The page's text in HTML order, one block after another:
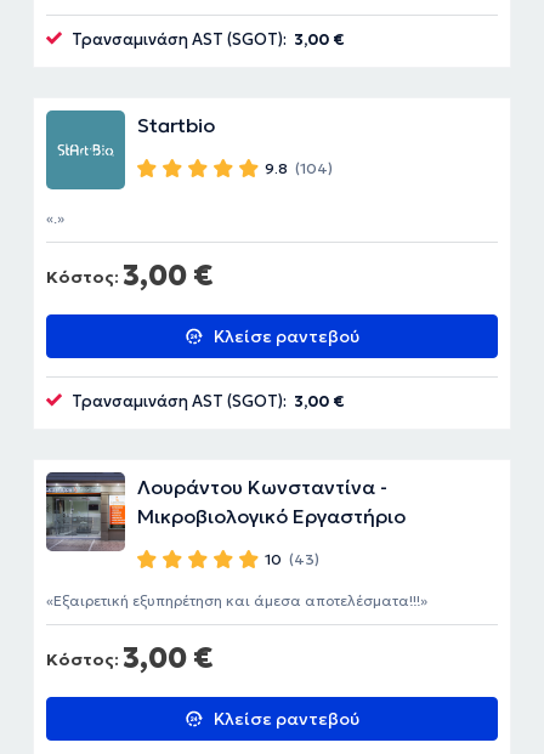
Τρανσαμινάση AST (SGOT): 3,00 €
Startbio
9.8 (104)
Κόστος: 3,00 €
Κλείσε ραντεβού
Τρανσαμινάση AST (SGOT): 3,00 €
Λουράντου Κωνσταντίνα -
Μικροβιολογικό Εργαστήριο
10 (43)
Κόστος: 3,00 €
Κλείσε ραντεβού
Εξαιρετική εξυπηρέτηση και άμεσα αποτελέσματα!!!